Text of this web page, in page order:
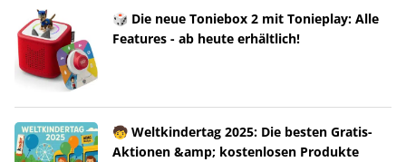
🎲 Die neue Toniebox 2 mit Tonieplay: Alle
Features - ab heute erhältlich!
🧒 Weltkindertag 2025: Die besten Gratis-
Aktionen &amp; kostenlosen Produkte